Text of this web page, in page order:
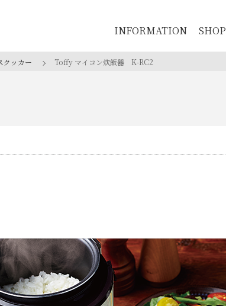
クッカー Toffy マイコン炊飯器 K-RC2
INFORMATION SHOP